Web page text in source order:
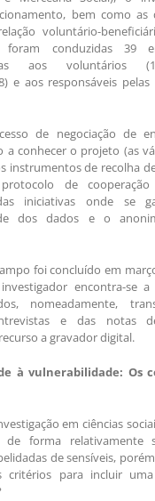
bem como as
voluntário-
foram conduzidas 39
aos voluntários
e aos responsáveis pelas
de negociação de
conhecer o projeto (as
instrumentos de recolha
de
iniciativas onde se
dos dados e o
foi concluído em
encontra-se
nomeadamente,
e das notas
a gravador digital.
à vulnerabilidade: Os
em ciências
de forma relativamente
de sensíveis,
critérios para incluir